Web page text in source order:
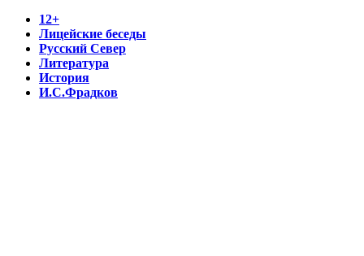
12+
Лицейские беседы
Русский Север
Литература
История
И.С.Фрадков